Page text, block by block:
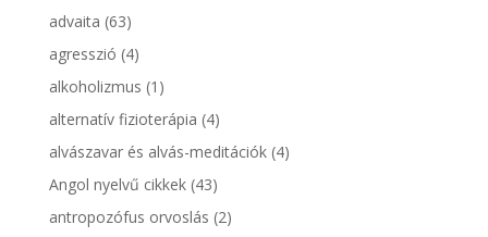
advaita (63)
agresszió (4)
alkoholizmus (1)
alternatív fizioterápia (4)
alvászavar és alvás-meditációk(4)
Angol nyelvű cikkek(43)
antropozófus orvoslás (2)